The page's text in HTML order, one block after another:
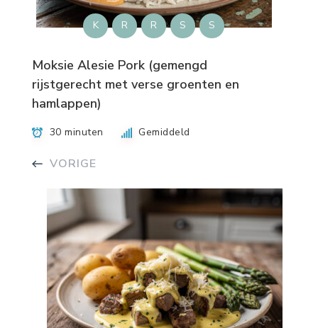
K R R S S
Moksie Alesie Pork (gemengd
rijstgerecht met verse groenten en
hamlappen)
30 minuten Gemiddeld
VORIGE